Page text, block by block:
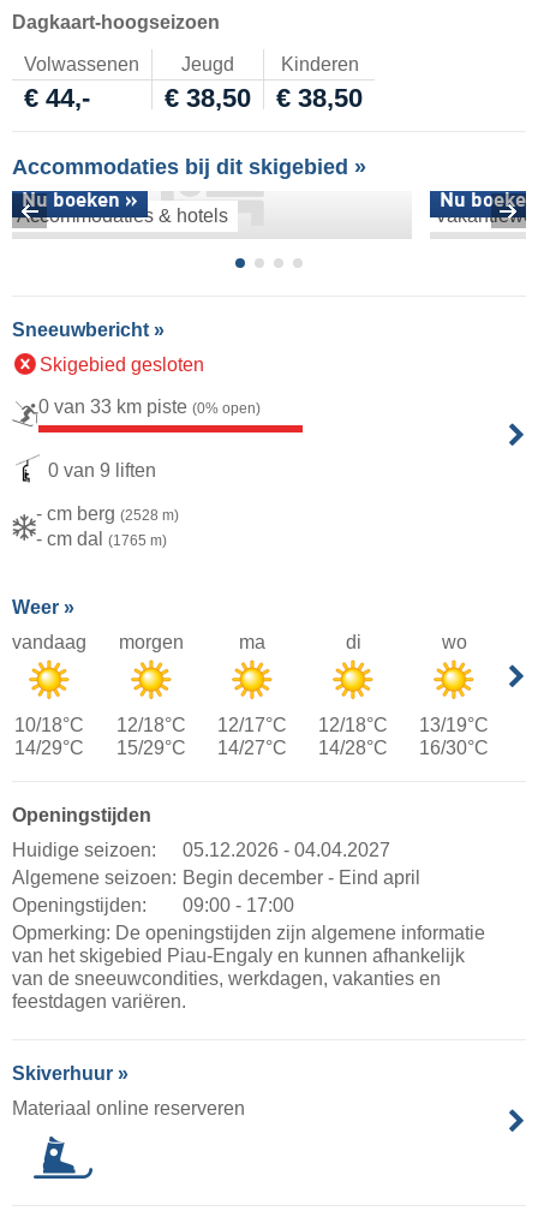
Dagkaart-hoogseizoen
Volwassenen Jeugd Kinderen
€ 44,- € 38,50 € 38,50
Accommodaties bij dit skigebied »
Accommodaties & hotels
Nu boeken » Nu
Sneeuwbericht »
Skigebied gesloten
0 van 33 km piste (0% open)
0 van 9 liften
- cm berg (2528 m)
- cm dal (1765 m)
Weer »
vandaag
10/18°C
14/29°C
morgen
12/18°C
15/29°C
ma
12/17°C
14/27°C
di
12/18°C
14/28°C
wo
13/19°C
16/30°C
Openingstijden
Huidige seizoen:
05.12.2026 - 04.04.2027
Algemene seizoen: Begin december - Eind april
Openingstijden:
09:00 - 17:00
Opmerking: De openingstijden zijn algemene informatie
van het skigebied Piau-Engaly en kunnen afhankelijk
van de sneeuwcondities, werkdagen, vakanties en
feestdagen variëren.
Skiverhuur »
Materiaal online reserveren